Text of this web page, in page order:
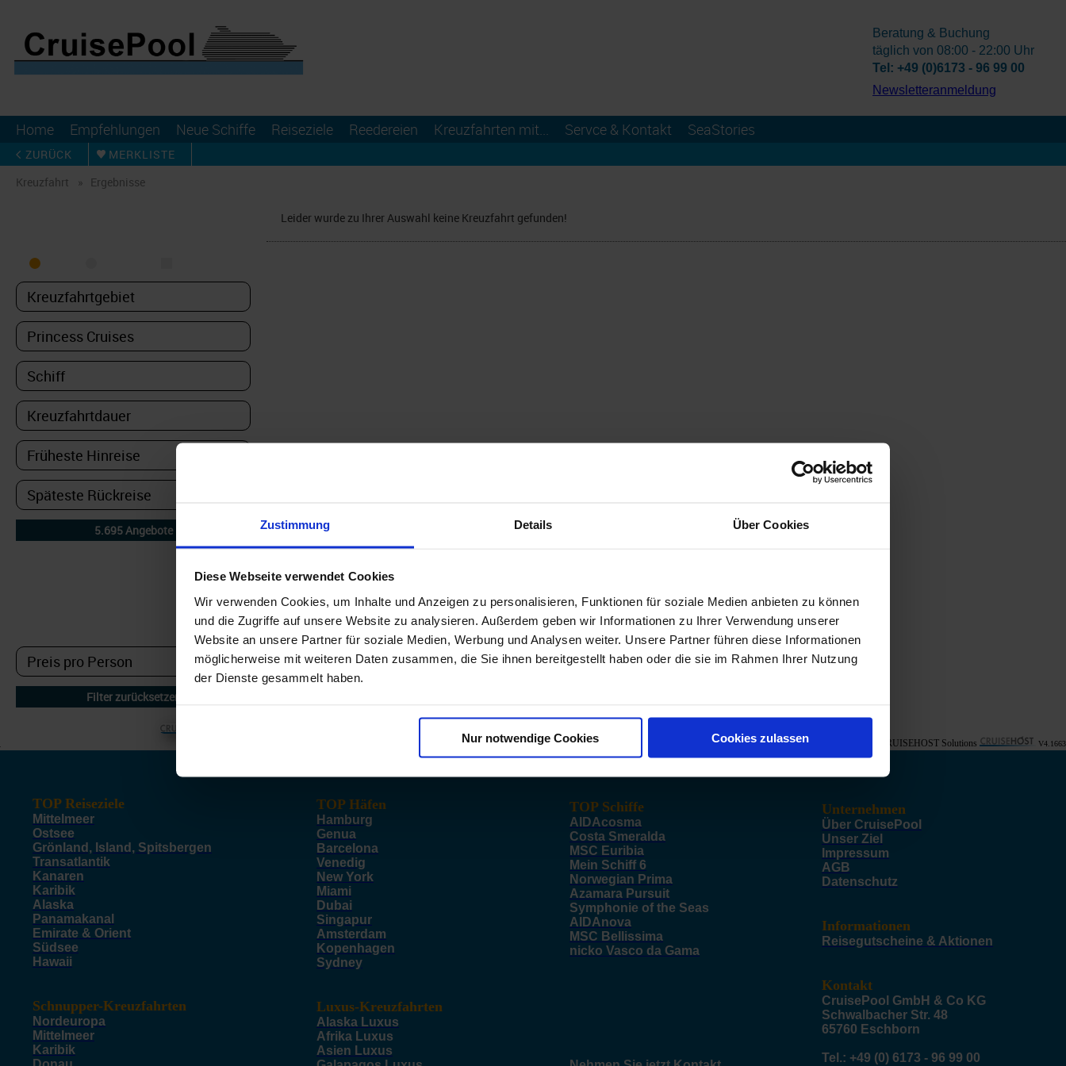
Zustimmung Details Über Cookies
Diese Webseite verwendet Cookies
Wir verwenden Cookies, um Inhalte und Anzeigen zu personalisieren, Funktionen für soziale Medien anbieten zu können
und die Zugriffe auf unsere Website zu analysieren. Außerdem geben wir Informationen zu Ihrer Verwendung unserer
Website an unsere Partner für soziale Medien, Werbung und Analysen weiter. Unsere Partner führen diese Informationen
möglicherweise mit weiteren Daten zusammen, die Sie ihnen bereitgestellt haben oder die sie im Rahmen Ihrer Nutzung
der Dienste gesammelt haben.
Nur notwendige Cookies Cookies zulassen
Home Empfehlungen Neue Schiffe Reiseziele Reedereien Kreuzfahrten mit... Servce & Kontakt SeaStories
Beratung & Buchung
täglich von 08:00 - 22:00 Uhr
Tel: +49 (0)6173 - 96 99 00
­Newsletteranmeldung
ZURÜCK
MERKLISTE
Kreuzfahrt
Ergebnisse
Leider wurde zu Ihrer Auswahl keine Kreuzfahrt gefunden!
© CRUISEHOST Solutions V4.1663
TOP Reiseziele
Mittelmeer
Ostsee
Grönland, Island, Spitsbergen
Transatlantik
Kanaren
Karibik
Alaska
Panamakanal
Emirate & Orient
Südsee
Hawaii
Schnupper-Kreuzfahrten
Nordeuropa
Mittelmeer
Karibik
TOP Häfen
Hamburg
Genua
Barcelona
Venedig
New York
Miami
Dubai
Singapur
Amsterdam
Kopenhagen
Sydney
Luxus-Kreuzfahrten
Alaska Luxus
Afrika Luxus
Asien Luxus
TOP Schiffe
AIDAcosma
Costa Smeralda
MSC Euribia
Mein Schiff 6
Norwegian Prima
Azamara Pursuit
Symphonie of the Seas
AIDAnova
MSC Bellissima
nicko Vasco da Gama
Unternehmen
Über CruisePool
Unser Ziel
Impressum
AGB
Datenschutz
Informationen
Reisegutscheine & Aktionen
Kontakt
CruisePool GmbH & Co KG
Schwalbacher Str. 48
65760 Eschborn
Tel.: +49 (0) 6173 - 96 99 00